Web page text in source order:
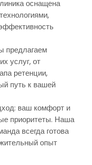
оснащена
предлагаем
услуг, от
ретенции,
путь к вашей
ваш комфорт и
приоритеты. Наша
всегда готова
опыт